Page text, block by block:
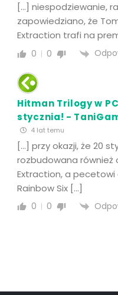
[…] niespodziewanie,
zapowiedziano, że
Extraction trafi na
0 0
Hitman Trilogy w
stycznia! -
4 lat temu
[…] przy okazji, że 20
rozbudowana również
Extraction, a
Rainbow Six […]
0 0